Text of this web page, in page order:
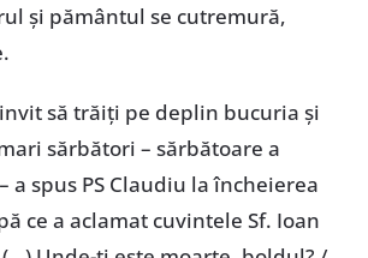
și pământul se cutremură,
invit să trăiți pe deplin bucuria și
sărbători – sărbătoare a
a spus PS Claudiu la încheierea
ce a aclamat cuvintele Sf. Ioan